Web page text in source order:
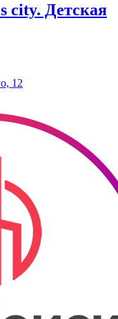
city. ​Детская
12